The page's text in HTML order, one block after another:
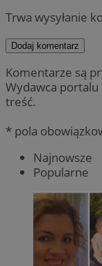
Trwa wysyłanie
Dodaj komentarz
Komentarze są
Wydawca
treść.
* pola
Najnowsze
Popularne